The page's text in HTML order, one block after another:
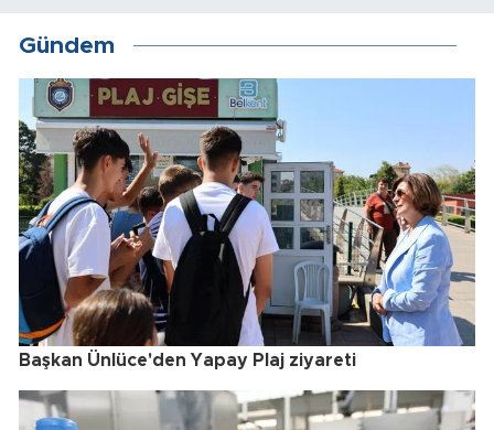
Gündem
Başkan Ünlüce'den Yapay Plaj ziyareti